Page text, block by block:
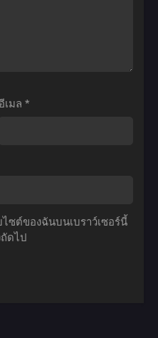
แห่ง
15
พากย์
อีเมล *
ซต์ของฉันบนเบราว์เซอร์นี้
ดไป